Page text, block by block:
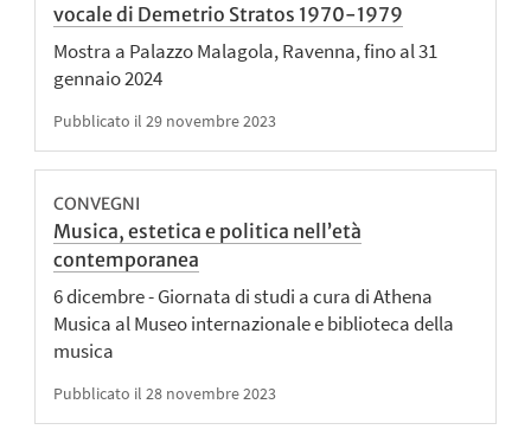
vocale di Demetrio Stratos 1970-1979
Mostra a Palazzo Malagola, Ravenna, fino al 31
gennaio 2024
Pubblicato il 29 novembre 2023
CONVEGNI
Musica, estetica e politica nell’età
contemporanea
6 dicembre - Giornata di studi a cura di Athena
Musica al Museo internazionale e biblioteca della
musica
Pubblicato il 28 novembre 2023